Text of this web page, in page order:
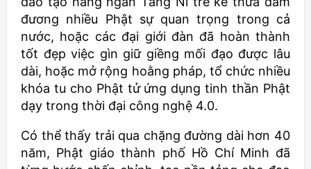
đương nhiều Phật sự quan trọng trong cả
nước, hoặc các đại giới đàn đã hoàn thành
tốt đẹp việc gìn giữ giềng mối đạo được lâu
dài, hoặc mở rộng hoằng pháp, tổ chức nhiều
khóa tu cho Phật tử ứng dụng tinh thần Phật
dạy trong thời đại công nghệ 4.0.
Có thể thấy trải qua chặng đường dài hơn 40
năm, Phật giáo thành phố Hồ Chí Minh đã